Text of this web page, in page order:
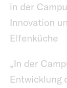
in der
Innovation
Elfenküche
„In der
Entwicklung